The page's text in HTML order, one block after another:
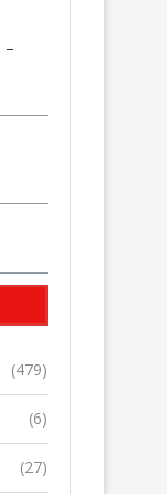
(479)
(6)
(27)